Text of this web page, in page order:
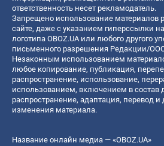
ответственность несет рекламодатель.
Запрещено использование материалов
сайте, даже с указанием гиперссылки на
логотипа OBOZ.UA или любого другого
письменного разрешения Редакции/
Незаконным использованием
любое копирование, публикация,
распространение, использование,
использованием, включением в состав
распространение, адаптация, перевод и
изменения материала.
Название онлайн медиа — «OBOZ.UA»